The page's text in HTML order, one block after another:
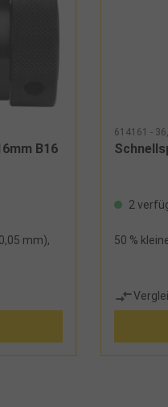
B16
mm),
614161 -
2
50 %